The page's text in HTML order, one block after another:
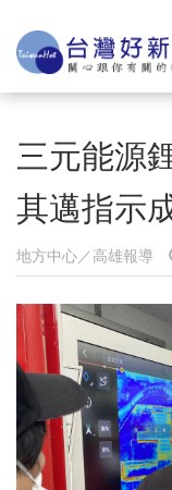
三元能源
其邁指示
地方中心／高雄報導